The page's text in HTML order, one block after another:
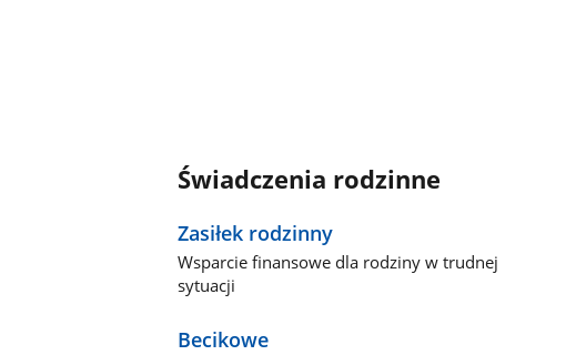
Świadczenia rodzinne
Zasiłek rodzinny
Wsparcie finansowe dla rodziny w trudnej
sytuacji
Becikowe